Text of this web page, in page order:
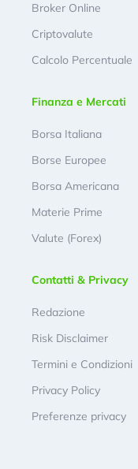
Broker Online
Criptovalute
Calcolo Percentuale
Finanza e Mercati
Borsa Italiana
Borse Europee
Borsa Americana
Materie Prime
Valute (Forex)
Contatti & Privacy
Redazione
Risk Disclaimer
Termini e Condizioni
Privacy Policy
Preferenze privacy